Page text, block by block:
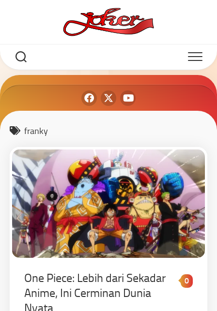
franky
One Piece: Lebih dari Sekadar
Anime, Ini Cerminan Dunia
Nyata
0